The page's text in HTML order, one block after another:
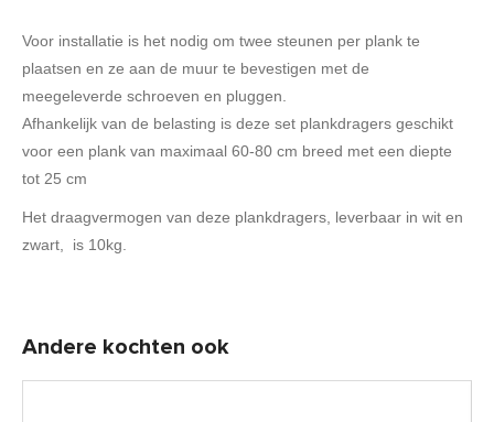
Voor installatie is het nodig om twee steunen per plank te
plaatsen en ze aan de muur te bevestigen met de
meegeleverde schroeven en pluggen.
Afhankelijk van de belasting is deze set plankdragers geschikt
voor een plank van maximaal 60-80 cm breed met een diepte
tot 25 cm
Het draagvermogen van deze plankdragers, leverbaar in wit en
zwart, is 10kg.
Andere kochten ook